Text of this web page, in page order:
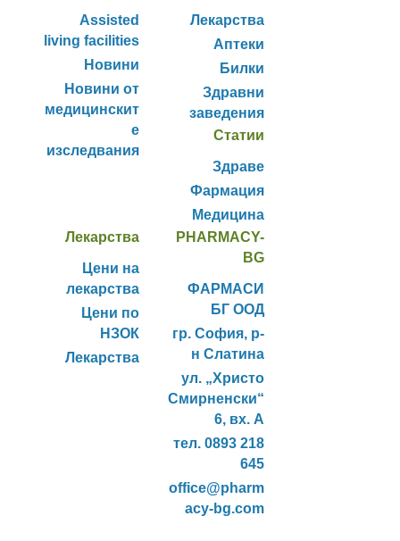
Assisted
living facilities
Новини
Новини от
медицинскит
е
изследвания
Лекарства
Аптеки
Билки
Здравни
заведения
Статии
Здраве
Фармация
Медицина
Лекарства
Цени на
лекарства
Цени по
НЗОК
Лекарства
PHARMACY-
BG
ФАРМАСИ
БГ ООД
гр. София, р-
н Слатина
ул. „Христо
Смирненски“
6, вх. А
тел. 0893 218
645
office@pharm
acy-bg.com